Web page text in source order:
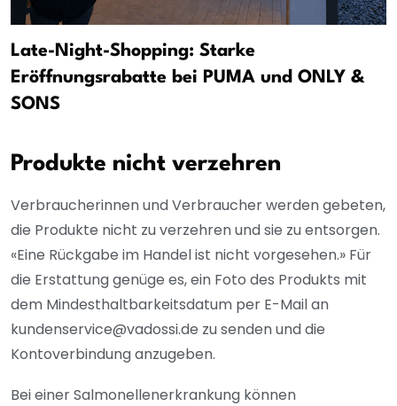
Late-Night-Shopping: Starke
Eröffnungsrabatte bei PUMA und ONLY &
SONS
Produkte nicht verzehren
Verbraucherinnen und Verbraucher werden gebeten,
die Produkte nicht zu verzehren und sie zu entsorgen.
«Eine Rückgabe im Handel ist nicht vorgesehen.» Für
die Erstattung genüge es, ein Foto des Produkts mit
dem Mindesthaltbarkeitsdatum per E-Mail an
kundenservice@vadossi.de zu senden und die
Kontoverbindung anzugeben.
Bei einer Salmonellenerkrankung können